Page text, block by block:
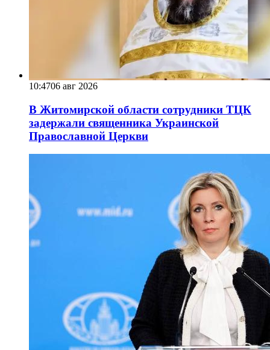
10:4706 авг 2026
В Житомирской области сотрудники ТЦК
задержали священника Украинской
Православной Церкви